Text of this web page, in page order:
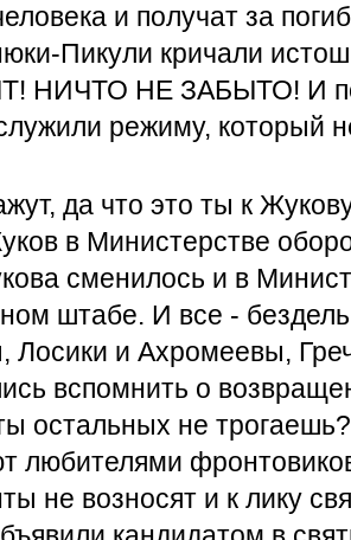
и получат за
Пикули кричали
НИЧТО НЕ ЗАБЫТО! И
режиму, который
да что это ты к
в Министерстве
сменилось и в
штабе. И все -
Лосики и Ахромеевы,
вспомнить о
остальных не
любителями
не возносят и к лику